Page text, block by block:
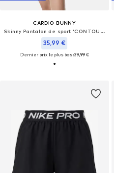
CARDIO BUNNY
Skinny Pantalon de sport 'CONTOUR FIT'
35,99 €
Dernier prix le plus bas :39,99 €